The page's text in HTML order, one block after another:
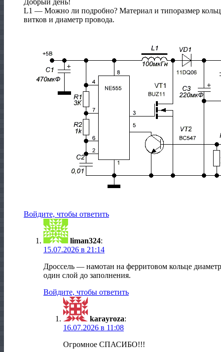
Добрый день!
L1 — Можно ли подробно? Материал и типоразмер
витков и диаметр провода.
Войдите, чтобы ответить
liman324:
15.07.2026 в 21:14
Дроссель — намотан на ферритовом кольце
один слой до заполнения.
Войдите, чтобы ответить
karayroza:
16.07.2026 в 11:08
Огромное СПАСИБО!!!